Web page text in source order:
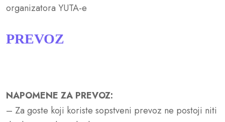
organizatora YUTA-e
PREVOZ
NAPOMENE ZA PREVOZ:
– Za goste koji koriste sopstveni prevoz ne postoji niti